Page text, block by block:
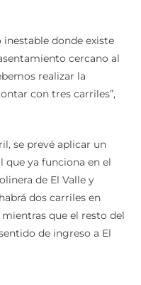
donde existe
cercano al
realizar la
con tres carriles”,
se prevé aplicar un
que ya funciona en el
de El Valle y
dos carriles en
que el resto del
de ingreso a El